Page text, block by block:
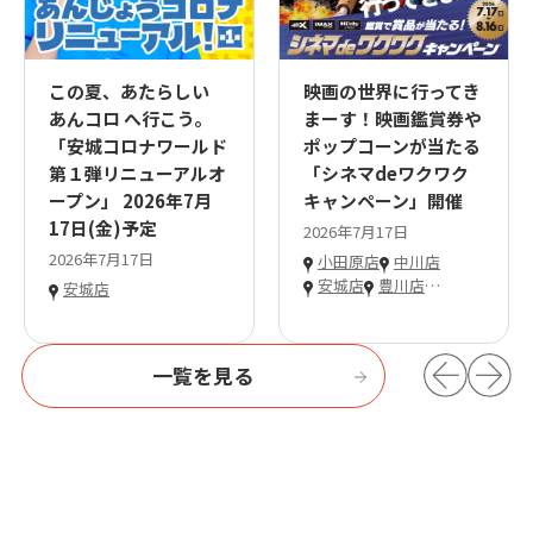
一覧を見る
この夏、あたらしい
あんコロ へ行こう。
「安城コロナワールド
第１弾リニューアルオ
ープン」 2026年7月
17日(金)予定
2026年7月17日
安城店
映画の世界に行ってき
まーす！映画鑑賞券や
ポップコーンが当たる
「シネマdeワクワク
キャンペーン」開催
2026年7月17日
小田原店
中川店
安城店
豊川店…